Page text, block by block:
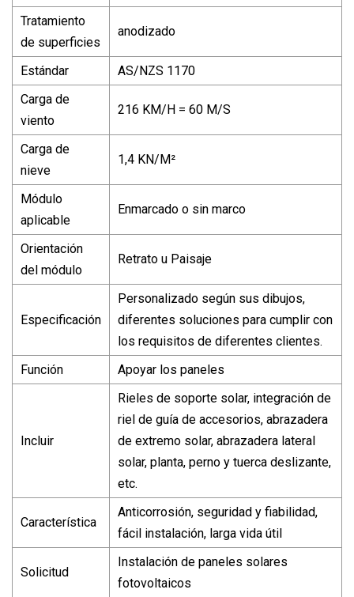
Tratamiento
de superficies
anodizado
Estándar
AS/NZS 1170
Carga de
viento
216 KM/H = 60 M/S
Carga de
nieve
1,4 KN/M²
Módulo
aplicable
Enmarcado o sin marco
Orientación
del módulo
Retrato u Paisaje
Especificación
Personalizado según sus dibujos,
diferentes soluciones para cumplir con
los requisitos de diferentes clientes.
Función
Apoyar los paneles
Incluir
Rieles de soporte solar, integración de
riel de guía de accesorios, abrazadera
de extremo solar, abrazadera lateral
solar, planta, perno y tuerca deslizante,
etc.
Característica
Anticorrosión, seguridad y fiabilidad,
fácil instalación, larga vida útil
Solicitud
Instalación de paneles solares
fotovoltaicos